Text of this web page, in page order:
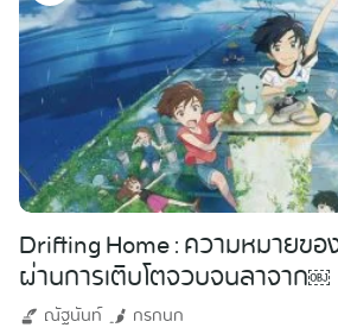
Drifting Home : ความหมายขอ
ผ่านการเติบโตจวบจนลาจาก￼
ณัฐนันท์
กรกนก